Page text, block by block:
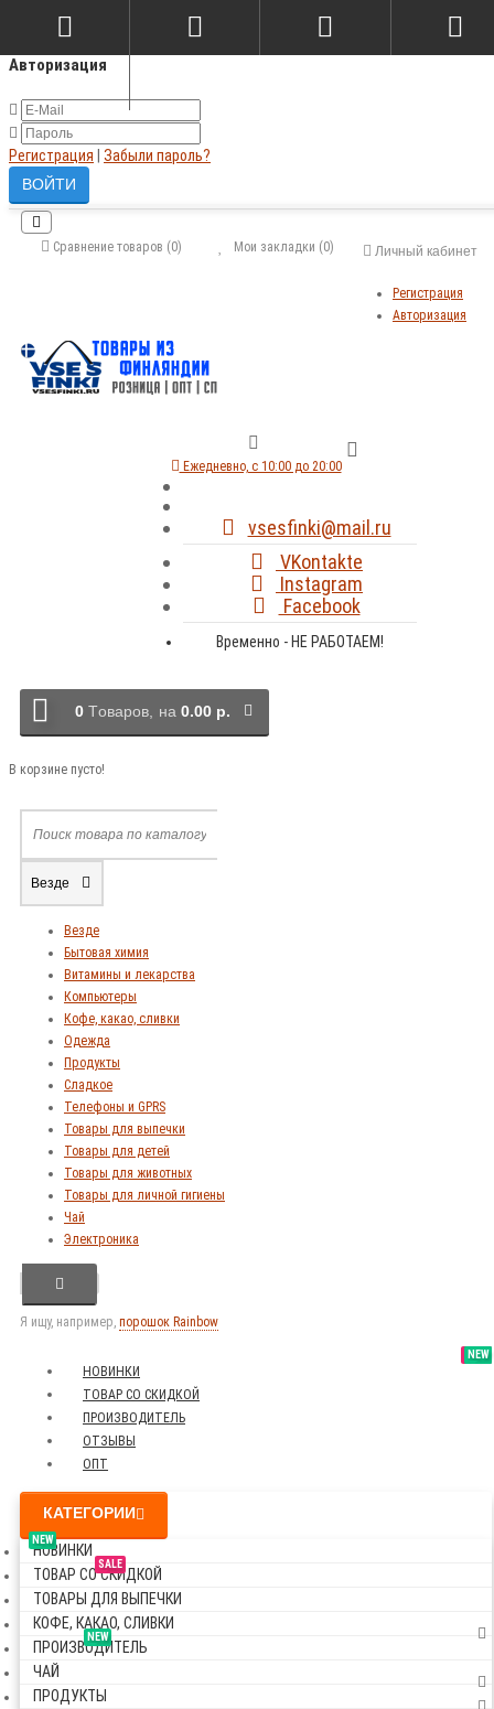
Авторизация
Регистрация Забыли пароль?
Личный кабинет
Регистрация
Авторизация
Мои закладки (0)
Сравнение товаров (0)
Ежедневно, с 10:00 до 20:00
vsesfinki@mail.ru
VKontakte
Instagram
Facebook
Временно - НЕ РАБОТАЕМ!
0 Tоваров, на 0.00 р.
В корзине пусто!
Везде
Везде
Бытовая химия
Витамины и лекарства
Компьютеры
Кофе, какао, сливки
Одежда
Продукты
Сладкое
Телефоны и GPRS
Товары для выпечки
Товары для детей
Товары для животных
Товары для личной гигиены
Чай
Электроника
Я ищу, например, порошок Rainbow
NEW
НОВИНКИ
SALE
ТОВАР СО СКИДКОЙ
NEW
ПРОИЗВОДИТЕЛЬ
NEW
ОТЗЫВЫ
ОПТ
КАТЕГОРИИ
NEW
НОВИНКИ
SALE
ТОВАР СО СКИДКОЙ
ТОВАРЫ ДЛЯ ВЫПЕЧКИ
КОФЕ, КАКАО, СЛИВКИ
NEW
ПРОИЗВОДИТЕЛЬ
ЧАЙ
ПРОДУКТЫ